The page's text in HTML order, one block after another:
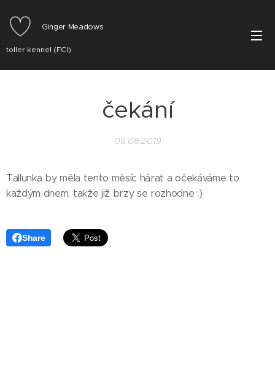
Ginger Meadows
toller kennel (FCI)
čekání
06.08.2019
Tallunka by měla tento měsíc hárat a očekáváme to
každým dnem, takže již brzy se rozhodne :)
Share